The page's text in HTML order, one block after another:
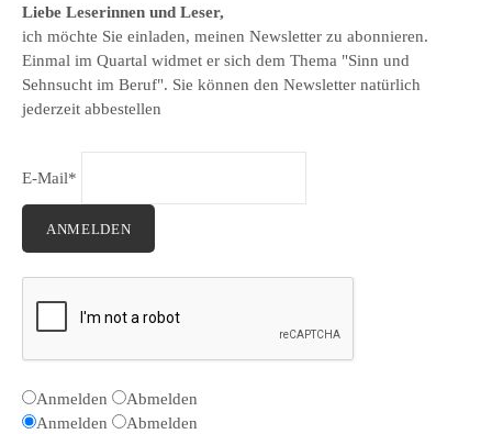
Liebe Leserinnen und Leser,
ich möchte Sie einladen, meinen Newsletter zu abonnieren.
Einmal im Quartal widmet er sich dem Thema "Sinn und
Sehnsucht im Beruf". Sie können den Newsletter natürlich
jederzeit abbestellen
E-Mail*
ANMELDEN
Anmelden
Abmelden
Anmelden
Abmelden